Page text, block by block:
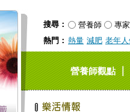
搜尋： 營養師
專家
熱門： 熱量 減肥 老年
營養師觀點｜